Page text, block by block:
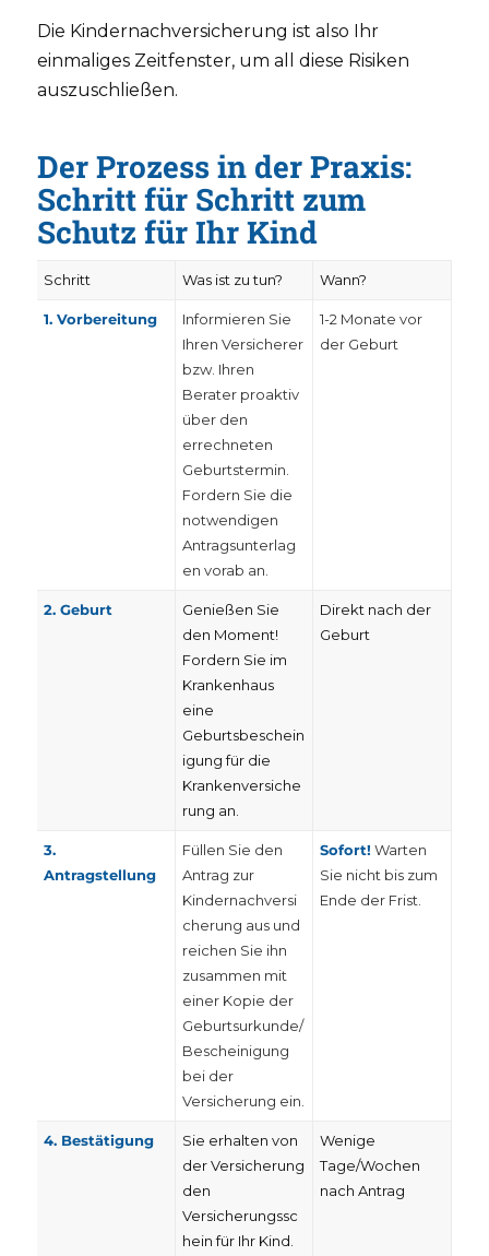
Die Kindernachversicherung ist also Ihr
einmaliges Zeitfenster, um all diese Risiken
auszuschließen.
Der Prozess in der Praxis:
Schritt für Schritt zum
Schutz für Ihr Kind
Schritt Was ist zu tun? Wann?
1. Vorbereitung
Informieren Sie
Ihren Versicherer
bzw. Ihren
Berater proaktiv
über den
errechneten
Geburtstermin.
Fordern Sie die
notwendigen
Antragsunterlag
en vorab an.
1-2 Monate vor
der Geburt
2. Geburt
Genießen Sie
den Moment!
Fordern Sie im
Krankenhaus
eine
Geburtsbeschein
igung für die
Krankenversiche
rung an.
Direkt nach der
Geburt
3.
Antragstellung
Füllen Sie den
Antrag zur
Kindernachversi
cherung aus und
reichen Sie ihn
zusammen mit
einer Kopie der
Geburtsurkunde/
Bescheinigung
bei der
Versicherung ein.
Sofort! Warten
Sie nicht bis zum
Ende der Frist.
4. Bestätigung
Sie erhalten von
der Versicherung
den
Versicherungssc
hein für Ihr Kind.
Wenige
Tage/Wochen
nach Antrag